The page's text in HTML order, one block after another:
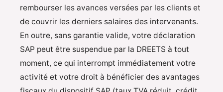
rembourser les avances versées par les clients et
de couvrir les derniers salaires des intervenants.
En outre, sans garantie valide, votre déclaration
SAP peut être suspendue par la DREETS à tout
moment, ce qui interrompt immédiatement votre
activité et votre droit à bénéficier des avantages